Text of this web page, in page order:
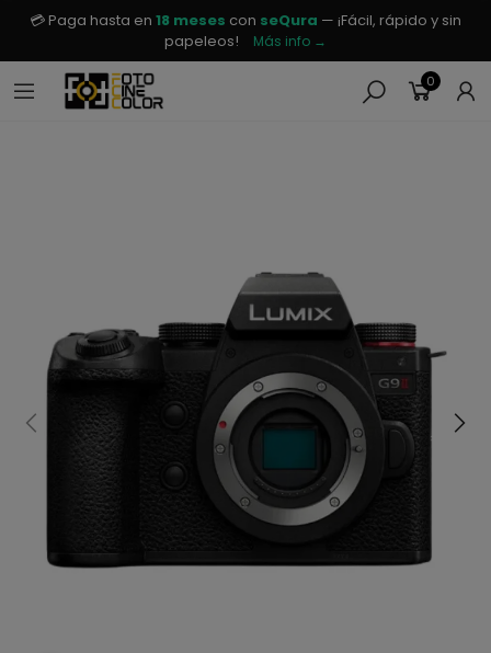
💳 Paga hasta en 18 meses con seQura — ¡Fácil, rápido y sin
papeleos!
Más info →
0